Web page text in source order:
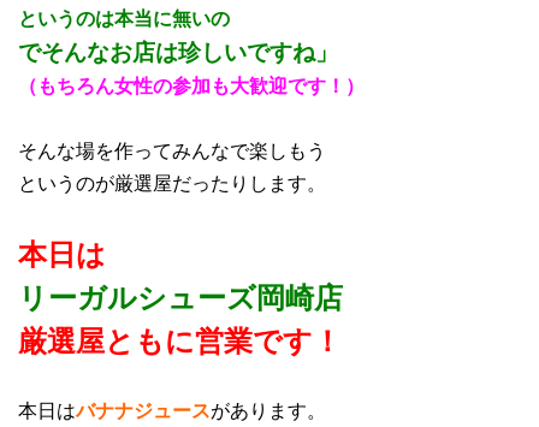
というのは本当に無いの
でそんなお店は珍しいですね」
（もちろん女性の参加も大歓迎です！）
そんな場を作ってみんなで楽しもう
というのが厳選屋だったりします。
本日は
リーガルシューズ岡崎店
厳選屋ともに営業です！
本日はバナナジュースがあります。